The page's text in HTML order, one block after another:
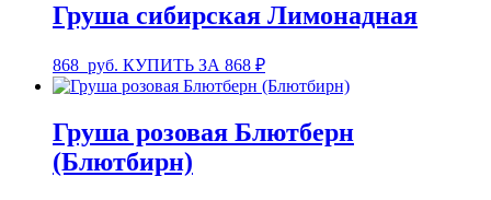
Груша сибирская Лимонадная
868 руб. КУПИТЬ ЗА 868 ₽
Груша розовая Блютберн
(Блютбирн)